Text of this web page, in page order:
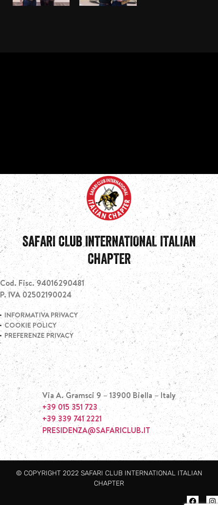
SAFARI CLUB INTERNATIONAL ITALIAN
CHAPTER
Cod. Fisc. 94016290481
P. IVA 02502190024
INFORMATIVA PRIVACY
COOKIE POLICY
PREFERENZE PRIVACY
Via A. Gramsci 9 – 13900 Biella – Italy
+39 015 351 723
+39 339 741 2221
PRESIDENZA@SAFARICLUB.IT
© COPYRIGHT 2022 SAFARI CLUB INTERNATIONAL ITALIAN
CHAPTER